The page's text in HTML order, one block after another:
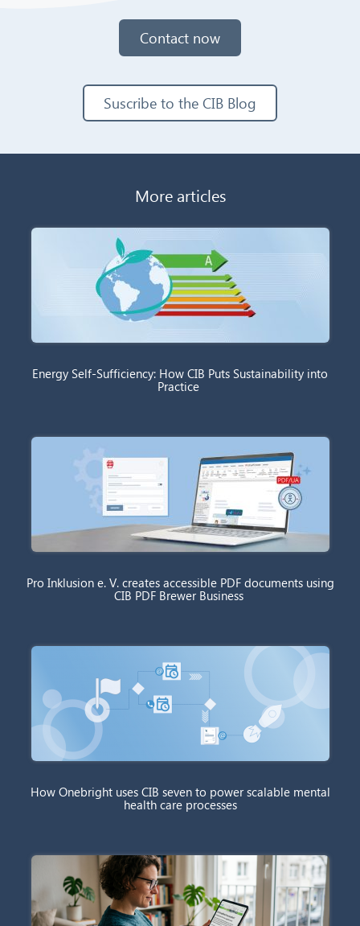
Contact now
Suscribe to the CIB Blog
More articles
Energy Self-Sufficiency: How CIB Puts Sustainability into
Practice
Pro Inklusion e. V. creates accessible PDF documents using
CIB PDF Brewer Business
How Onebright uses CIB seven to power scalable mental
health care processes